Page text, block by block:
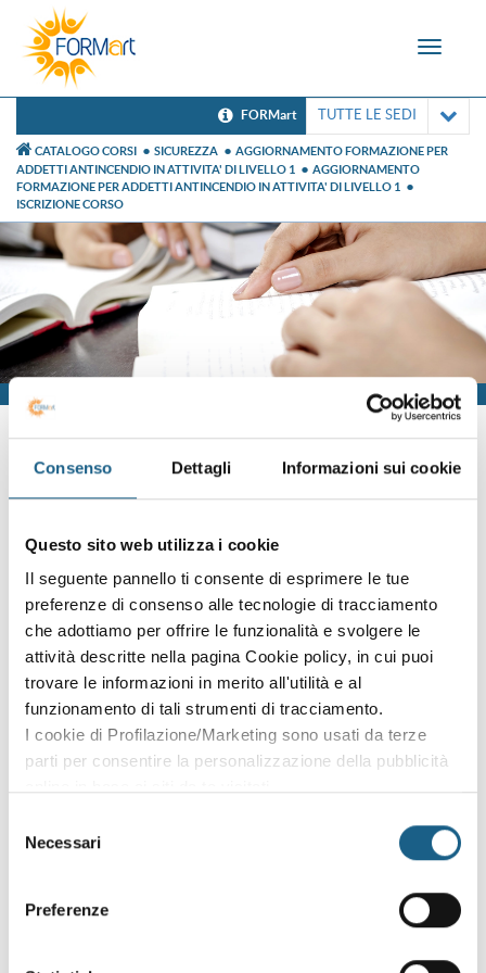
Consenso Dettagli Informazioni sui cookie
Questo sito web utilizza i cookie
Il seguente pannello ti consente di esprimere le tue
preferenze di consenso alle tecnologie di tracciamento
che adottiamo per offrire le funzionalità e svolgere le
attività descritte nella pagina Cookie policy, in cui puoi
trovare le informazioni in merito all'utilità e al
funzionamento di tali strumenti di tracciamento.
I cookie di Profilazione/Marketing sono usati da terze
parti per consentire la personalizzazione della pubblicità
qualsiasi momento. Consulta anche la nostra Privacy
delNecessari
Preferenze
Toggle
FORMart TUTTE LE SEDI
CATALOGO CORSI SICUREZZA
AGGIORNAMENTO FORMAZIONE PER
ADDETTI ANTINCENDIO IN ATTIVITA' DI LIVELLO 1
AGGIORNAMENTO
FORMAZIONE PER ADDETTI ANTINCENDIO IN ATTIVITA' DI LIVELLO 1
ISCRIZIONE CORSO
Iscrizione
Sei già cliente?
Accedi con le credenziali che hai già creato in fase di
AZIENDA PRIVATO
P. IVA
PASSWORD (minimo 8 caratteri)
Oppure prosegui l'iscrizione al corso come
Puoi proseguire l'iscrizione al corso senza fare login. Scegli